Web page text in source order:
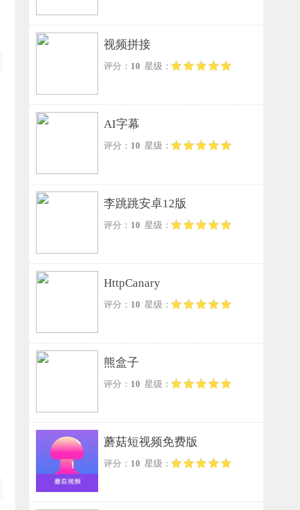
视频拼接
评分： 10 星级：
AI字幕
评分： 10 星级：
李跳跳安卓12版
评分： 10 星级：
HttpCanary
评分： 10 星级：
熊盒子
评分： 10 星级：
蘑菇短视频免费版
评分： 10 星级：